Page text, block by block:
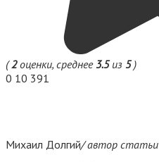
(2оценки, среднее3.5из 5)
0 10 391
Михаил Долгий/ автор статьи